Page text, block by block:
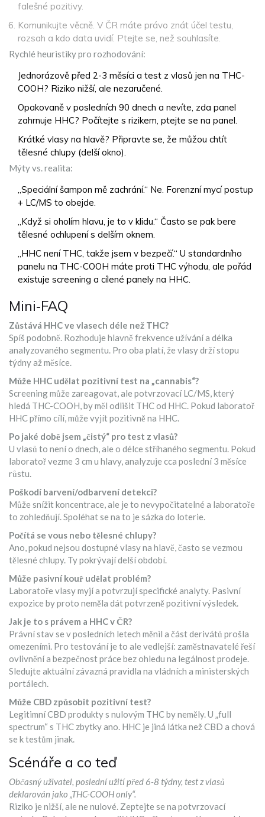
falešné pozitivy.
Komunikujte věcně. V ČR máte právo znát účel testu,
rozsah a kdo data uvidí. Ptejte se, než souhlasíte.
Rychlé heuristiky pro rozhodování:
Jednorázově před 2-3 měsíci a test z vlasů jen na THC-
COOH? Riziko nižší, ale nezaručené.
Opakovaně v posledních 90 dnech a nevíte, zda panel
zahrnuje HHC? Počítejte s rizikem, ptejte se na panel.
Krátké vlasy na hlavě? Připravte se, že můžou chtít
tělesné chlupy (delší okno).
Mýty vs. realita:
„Speciální šampon mě zachrání.“ Ne. Forenzní mycí postup
+ LC/MS to obejde.
„Když si oholím hlavu, je to v klidu.“ Často se pak bere
tělesné ochlupení s delším oknem.
„HHC není THC, takže jsem v bezpečí.“ U standardního
panelu na THC-COOH máte proti THC výhodu, ale pořád
existuje screening a cílené panely na HHC.
Mini‑FAQ
Zůstává HHC ve vlasech déle než THC?
Spíš podobně. Rozhoduje hlavně frekvence užívání a délka
analyzovaného segmentu. Pro oba platí, že vlasy drží stopu
týdny až měsíce.
Může HHC udělat pozitivní test na „cannabis“?
Screening může zareagovat, ale potvrzovací LC/MS, který
hledá THC-COOH, by měl odlišit THC od HHC. Pokud laboratoř
HHC přímo cílí, může vyjít pozitivně na HHC.
Po jaké době jsem „čistý“ pro test z vlasů?
U vlasů to není o dnech, ale o délce stříhaného segmentu. Pokud
laboratoř vezme 3 cm u hlavy, analyzuje cca poslední 3 měsíce
růstu.
Poškodí barvení/odbarvení detekci?
Může snížit koncentrace, ale je to nevypočitatelné a laboratoře
to zohledňují. Spoléhat se na to je sázka do loterie.
Počítá se vous nebo tělesné chlupy?
Ano, pokud nejsou dostupné vlasy na hlavě, často se vezmou
tělesné chlupy. Ty pokrývají delší období.
Může pasivní kouř udělat problém?
Laboratoře vlasy myjí a potvrzují specifické analyty. Pasivní
expozice by proto neměla dát potvrzeně pozitivní výsledek.
Jak je to s právem a HHC v ČR?
Právní stav se v posledních letech měnil a část derivátů prošla
omezeními. Pro testování je to ale vedlejší: zaměstnavatelé řeší
ovlivnění a bezpečnost práce bez ohledu na legálnost prodeje.
Sledujte aktuální závazná pravidla na vládních a ministerských
portálech.
Může CBD způsobit pozitivní test?
Legitimní CBD produkty s nulovým THC by neměly. U „full
spectrum“ s THC zbytky ano. HHC je jiná látka než CBD a chová
se k testům jinak.
Scénáře a co teď
Občasný uživatel, poslední užití před 6-8 týdny, test z vlasů
deklarován jako „THC-COOH only“.
Riziko je nižší, ale ne nulové. Zeptejte se na potvrzovací